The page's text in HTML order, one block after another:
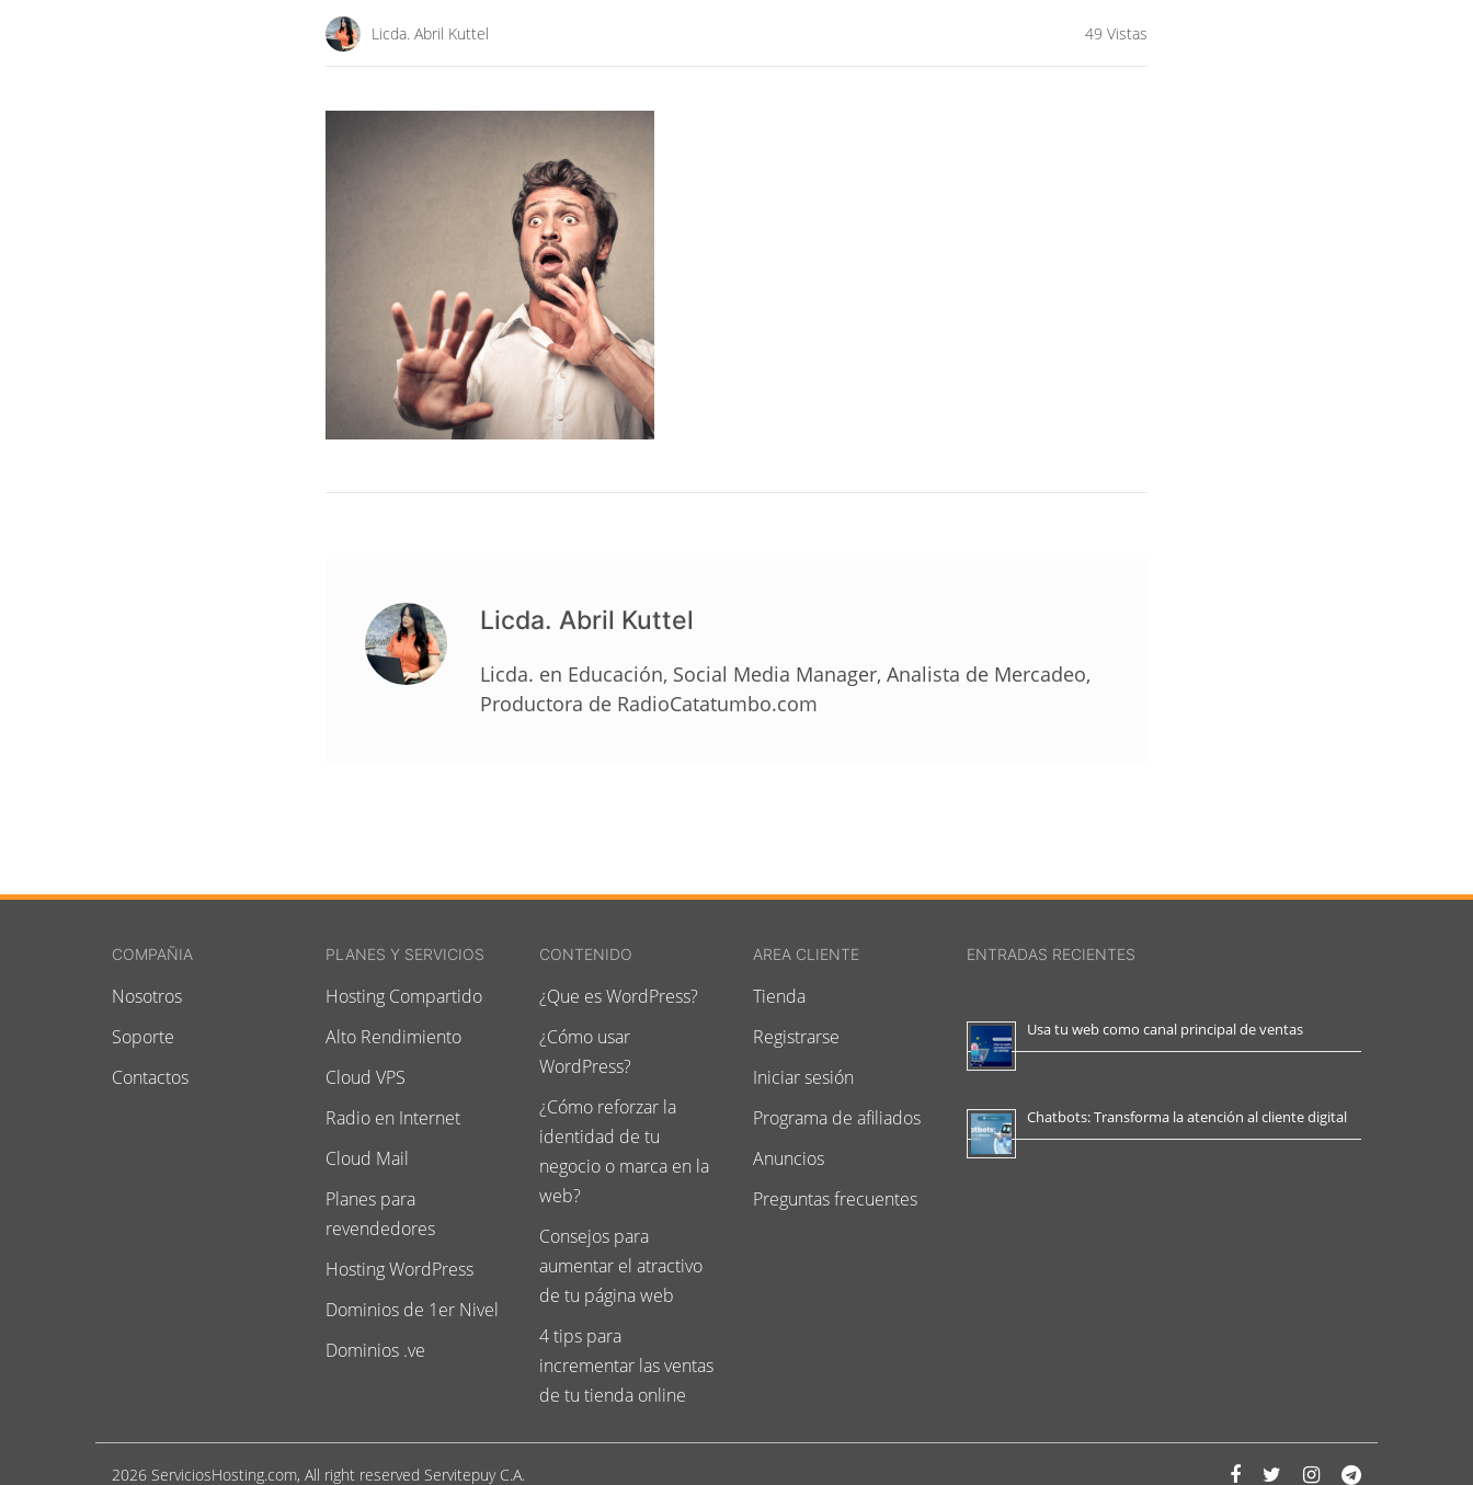
Licda. Abril Kuttel 49 Vistas
Licda. Abril Kuttel
Licda. en Educación, Social Media Manager, Analista de Mercadeo,
Productora de RadioCatatumbo.com
COMPAÑIA
Nosotros
Soporte
Contactos
PLANES Y SERVICIOS
Hosting Compartido
Alto Rendimiento
Cloud VPS
Radio en Internet
Cloud Mail
Planes para
revendedores
Hosting WordPress
Dominios de 1er Nivel
Dominios .ve
CONTENIDO
¿Que es WordPress?
¿Cómo usar
WordPress?
¿Cómo reforzar la
identidad de tu
negocio o marca en la
web?
Consejos para
aumentar el atractivo
de tu página web
4 tips para
incrementar las ventas
de tu tienda online
AREA CLIENTE
Tienda
Registrarse
Iniciar sesión
Programa de afiliados
Anuncios
Preguntas frecuentes
ENTRADAS RECIENTES
Usa tu web como canal principal de ventas
Chatbots: Transforma la atención al cliente digital
2026 ServiciosHosting.com, All right reserved Servitepuy C.A.